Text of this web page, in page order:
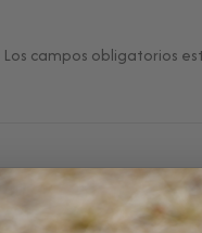
Los campos obligatorios